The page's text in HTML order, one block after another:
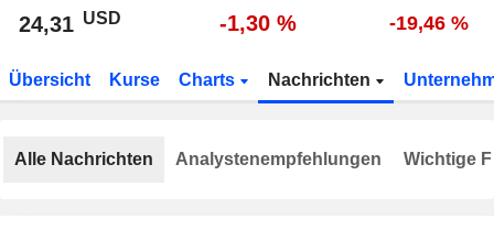
24,31 USD -1,30 % -19,46 %
Übersicht Kurse Charts Nachrichten
Alle Nachrichten Analystenempfehlungen Wichtige